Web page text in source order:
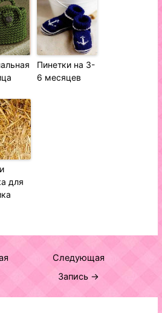
Пинетки на 3-
6 месяцев
для
Следующая
Запись →